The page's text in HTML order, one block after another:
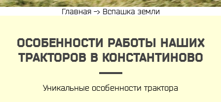
Главная-> Вспашка земли
ОСОБЕННОСТИ РАБОТЫ НАШИХ
ТРАКТОРОВ В КОНСТАНТИНОВО
Уникальные особенности трактора